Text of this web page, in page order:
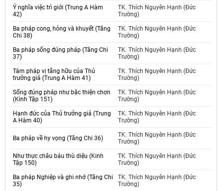
Ý nghĩa việc trì giới (Trung A Hàm
42)
TK. Thích Nguyên Hạnh (Đức
Trường)
Ba pháp cong, hỏng và khuyết (Tăng
Chi 38)
TK. Thích Nguyên Hạnh (Đức
Trường)
Ba pháp sống đúng pháp (Tăng Chi
37)
TK. Thích Nguyên Hạnh (Đức
Trường)
Tám pháp vị tằng hữu của Thủ
trưởng giả (Trung A Hàm 41)
TK. Thích Nguyên Hạnh (Đức
Trường)
Sống đúng pháp như bậc thiện chơn
(Kinh Tập 151)
TK. Thích Nguyên Hạnh (Đức
Trường)
Hạnh đức của Thủ trưởng giả (Trung
A Hàm 40)
TK. Thích Nguyên Hạnh (Đức
Trường)
Ba pháp về hy vọng (Tăng Chi 36)
TK. Thích Nguyên Hạnh (Đức
Trường)
Như thực châu báu thù diệu (Kinh
Tập 150)
TK. Thích Nguyên Hạnh (Đức
Trường)
Ba pháp Nghiệp và ghi nhớ (Tăng Chi
35)
TK. Thích Nguyên Hạnh (Đức
Trường)